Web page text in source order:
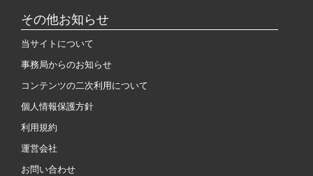
その他お知らせ
当サイトについて
事務局からのお知らせ
コンテンツの二次利用について
個人情報保護方針
利用規約
運営会社
お問い合わせ